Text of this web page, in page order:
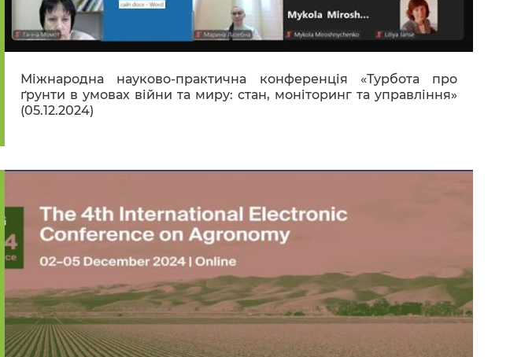
Міжнародна науково-практична конференція «Турбота про
ґрунти в умовах війни та миру: стан, моніторинг та управління»
(05.12.2024)